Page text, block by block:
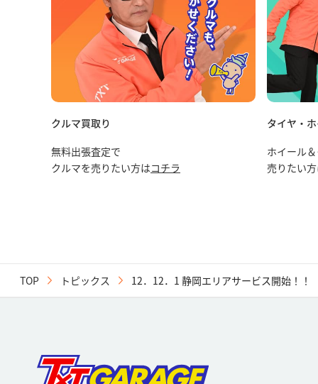
クルマ買取り
無料出張査定で
クルマを売りたい方はコチラ
タイヤ・
ホイール
売りたい
TOP トピックス 12．12．1 静岡エリアサービス開始！！